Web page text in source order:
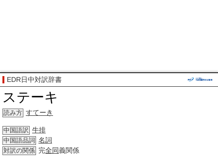
EDR日中対訳辞書
ステーキ
読み方 すてーき
中国語訳 牛排
中国語品詞 名詞
対訳の関係 完全同義関係